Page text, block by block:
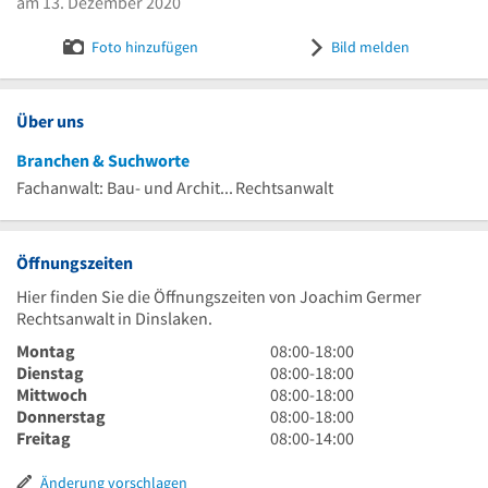
Foto hinzufügen Bild melden
Über uns
Branchen & Suchworte
Fachanwalt: Bau- und Architektenrecht Rechtsanwalt
Öffnungszeiten
Hier finden Sie die Öffnungszeiten von Joachim Germer
Rechtsanwalt in Dinslaken.
Montag
8
Uhr
bis
18
Uhr
08:00-18:00
Dienstag
8
Uhr
bis
18
08:00-18:00
Mittwoch
8
Uhr
bis
08:00-18:00
Donnerstag
8
Uhr
08:00-18:00
Freitag
8
08:00-14:00
Änderung vorschlagen